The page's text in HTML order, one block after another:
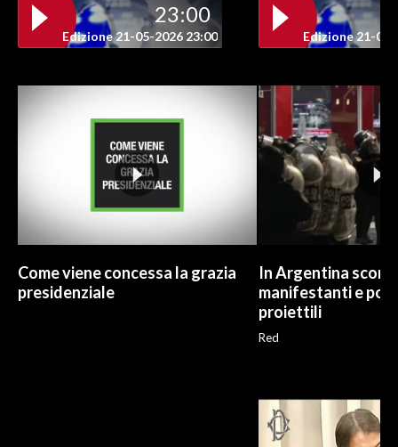
23:00
Edizione 21-05-2026 23:00 Edizione 21-05-
Come viene concessa la grazia
presidenziale
In Argentina
manifestanti e
proiettili
Red